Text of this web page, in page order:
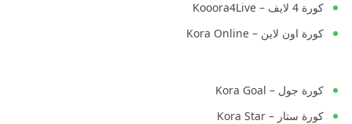
كورة 4 لايف – Kooora4Live
كورة اون لاين – Kora Online
كورة جول – Kora Goal
كورة ستار – Kora Star